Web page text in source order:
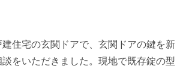
住宅の玄関ドアで、玄関ドアの鍵を新
をいただきました。現地で既存錠の型